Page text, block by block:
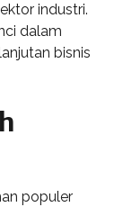
industri.
dalam
bisnis
populer